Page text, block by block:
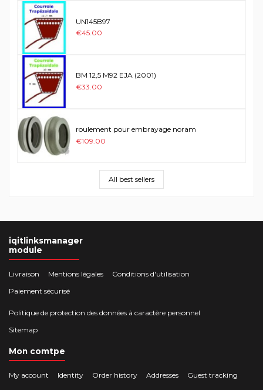
UN145B97
€45.00
BM 12,5 M92 EJA (2001)
€33.00
roulement pour embrayage noram
€109.00
All best sellers
iqitlinksmanager
module
Livraison Mentions légales
Conditions d'utilisation
Paiement sécurisé
Politique de protection des données à caractère personnel
Sitemap
Mon comtpe
My account Identity Order history Addresses Guest tracking